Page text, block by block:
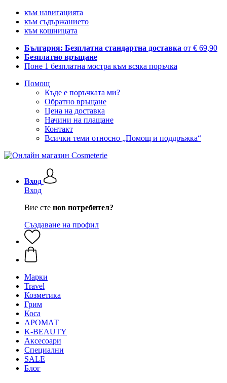
към навигацията
към съдържанието
към кошницата
България: Безплатна стандартна доставка от € 69,90
Безплатно връщане
Поне 1 безплатна мостра към всяка поръчка
Помощ
Къде е поръчката ми?
Обратно връщане
Цена на доставка
Начини на плащане
Контакт
Всички теми относно „Помощ и поддръжка“
Вход
Вход
Вие сте нов потребител?
Създаване на профил
Mарки
Travel
Козметика
Грим
Коса
АРОМАТ
K-BEAUTY
Аксесоари
Специални
SALE
Блог